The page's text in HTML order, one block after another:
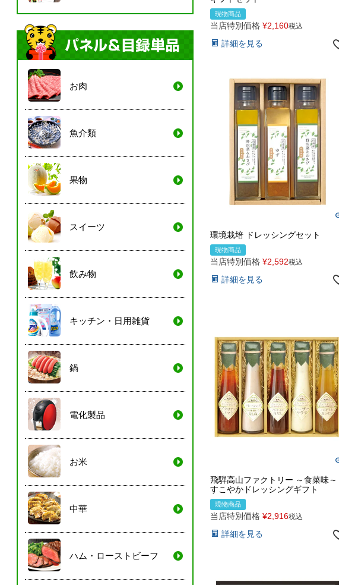
お肉
魚介類
果物
スイーツ
飲み物
キッチン・日用雑貨
鍋
電化製品
お米
中華
ハム・ローストビーフ
現物商品
当店特別価格 ¥2,160税込
詳細を見る
環境栽培 ドレッシングセット
現物商品
当店特別価格 ¥2,592税込
詳細を見る
飛騨高山ファクトリー ～食菜味～
すこやかドレッシングギフト
現物商品
当店特別価格 ¥2,916税込
詳細を見る